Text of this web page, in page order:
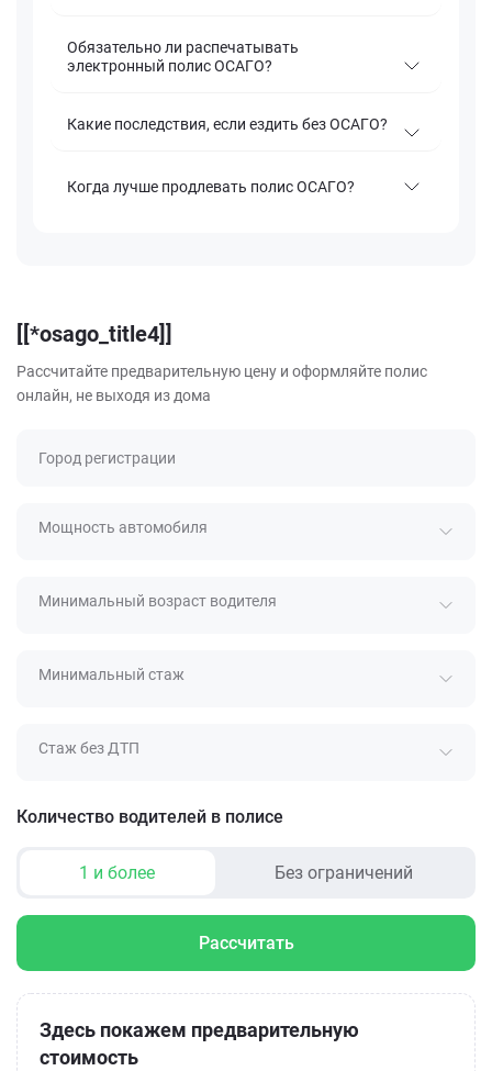
Обязательно ли распечатывать
электронный полис ОСАГО?
Какие последствия, если ездить без ОСАГО?
Когда лучше продлевать полис ОСАГО?
[[*osago_title4]]
Рассчитайте предварительную цену и оформляйте полис
онлайн, не выходя из дома
Город регистрации
Мощность автомобиля
Минимальный возраст водителя
Минимальный стаж
Стаж без ДТП
Количество водителей в полисе
1 и более Без ограничений
Рассчитать
Здесь покажем предварительную
стоимость